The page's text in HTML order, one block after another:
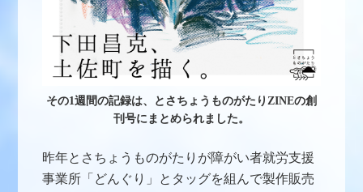
その1週間の記録は、とさちょうものがたりZINEの創
刊号にまとめられました。
昨年とさちょうものがたりが障がい者就労支援
事業所「どんぐり」とタッグを組んで製作販売